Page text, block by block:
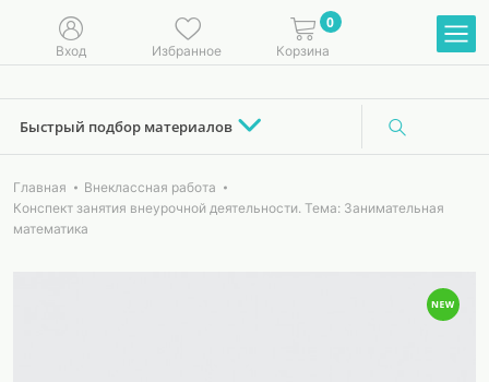
Вход Избранное
0
Корзина
Быстрый подбор материалов
Главная
Внеклассная работа
Конспект занятия внеурочной деятельности. Тема: Занимательная
математика